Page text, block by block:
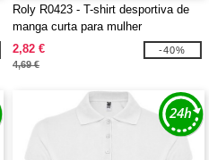
Roly R0423 - T-shirt desportiva de
manga curta para mulher
"Montecarlo"
2,82 €
4,69 €
-40%